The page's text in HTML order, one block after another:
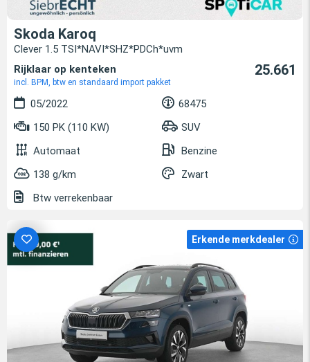
Skoda Karoq
Clever 1.5 TSI*NAVI*SHZ*PDCh*uvm
Rijklaar op kenteken
incl. BPM, btw en standaard import pakket
25.661
05/2022
68475
150 PK (110 KW)
SUV
Automaat
Benzine
138 g/km
Zwart
Btw verrekenbaar
Erkende merkdealer